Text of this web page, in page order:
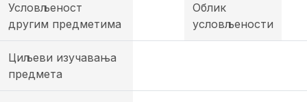
Условљеност
другим предметима
Облик
условљености
Циљеви изучавања
предмета